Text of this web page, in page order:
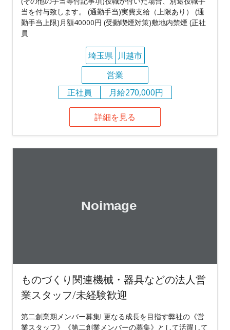
当を付与致します。 (通勤手当)実費支給（上限あり） (通
勤手当上限)月額40000円 (受動喫煙対策)敷地内禁煙 (正社
員
埼玉県 川越市
営業
正社員
月給270,000円
詳細を見る
ものづくり関連機械・器具などの法人営
業スタッフ/未経験歓迎
第二創業期メンバー募集! 更なる成長を目指す弊社の《営
業スタッフ》《第二創業メンバーの募集》として活躍して